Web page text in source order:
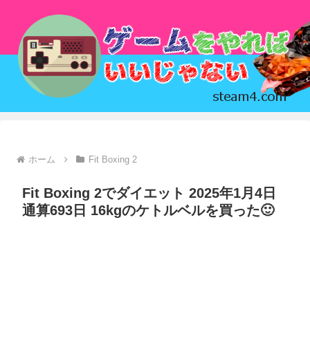
ホーム Fit Boxing 2
Fit Boxing 2でダイエット 2025年1月4日
通算693日 16kgのケトルベルを買った🙂